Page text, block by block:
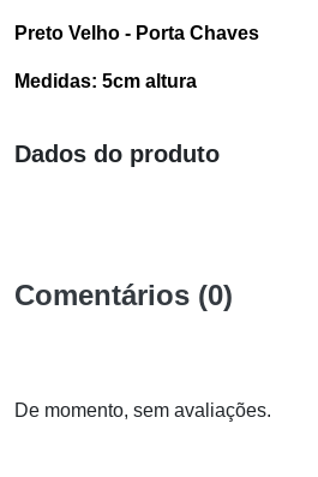
Preto Velho - Porta Chaves
Medidas: 5cm altura
Dados do produto
Comentários (0)
De momento, sem avaliações.